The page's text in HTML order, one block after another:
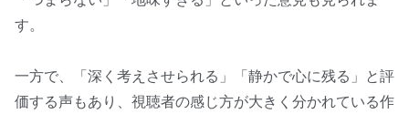
す。
一方で、「深く考えさせられる」「静かで心に残る」と評
価する声もあり、視聴者の感じ方が大きく分かれている作